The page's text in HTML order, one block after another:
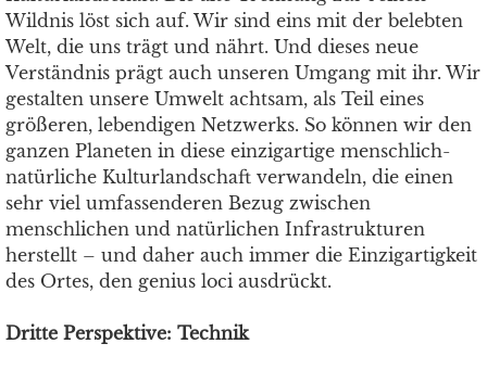
Wildnis löst sich auf. Wir sind eins mit der belebten
Welt, die uns trägt und nährt. Und dieses neue
Verständnis prägt auch unseren Umgang mit ihr. Wir
gestalten unsere Umwelt achtsam, als Teil eines
größeren, lebendigen Netzwerks. So können wir den
ganzen Planeten in diese einzigartige menschlich-
natürliche Kulturlandschaft verwandeln, die einen
sehr viel umfassenderen Bezug zwischen
menschlichen und natürlichen Infrastrukturen
herstellt – und daher auch immer die Einzigartigkeit
des Ortes, den genius loci ausdrückt.
Dritte Perspektive: Technik